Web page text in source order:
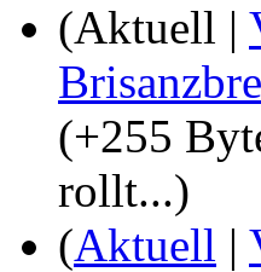
(Aktuell |
(+255
rollt...)
(Aktuell |